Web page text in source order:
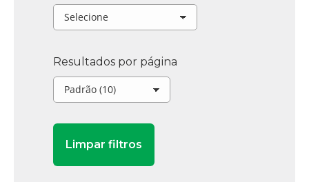
Resultados por página